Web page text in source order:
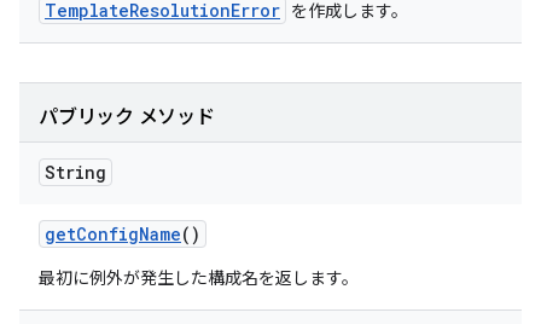
TemplateResolutionError を作成します。
パブリック メソッド
String
getConfigName()
最初に例外が発生した構成名を返します。